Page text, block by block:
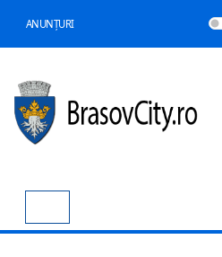
ANUNȚURI